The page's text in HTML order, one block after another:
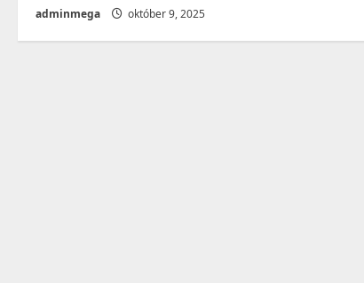
adminmega október 9, 2025